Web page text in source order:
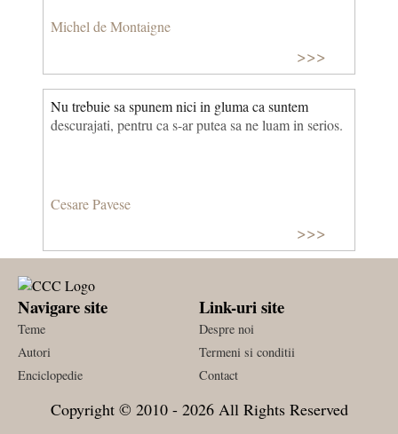
Michel de Montaigne
>>>
Nu trebuie sa spunem nici in gluma ca suntem
descurajati, pentru ca s-ar putea sa ne luam in serios.
Cesare Pavese
>>>
Navigare site
Teme
Autori
Enciclopedie
Link-uri site
Despre noi
Termeni si conditii
Contact
Copyright © 2010 - 2026 All Rights Reserved